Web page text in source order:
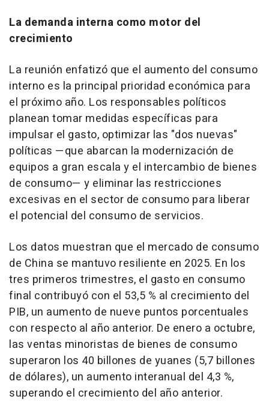
La demanda interna como motor del
crecimiento
La reunión enfatizó que el aumento del consumo
interno es la principal prioridad económica para
el próximo año. Los responsables políticos
planean tomar medidas específicas para
impulsar el gasto, optimizar las "dos nuevas"
políticas —que abarcan la modernización de
equipos a gran escala y el intercambio de bienes
de consumo— y eliminar las restricciones
excesivas en el sector de consumo para liberar
el potencial del consumo de servicios.
Los datos muestran que el mercado de consumo
de China se mantuvo resiliente en 2025. En los
tres primeros trimestres, el gasto en consumo
final contribuyó con el 53,5 % al crecimiento del
PIB, un aumento de nueve puntos porcentuales
con respecto al año anterior. De enero a octubre,
las ventas minoristas de bienes de consumo
superaron los 40 billones de yuanes (5,7 billones
de dólares), un aumento interanual del 4,3 %,
superando el crecimiento del año anterior.